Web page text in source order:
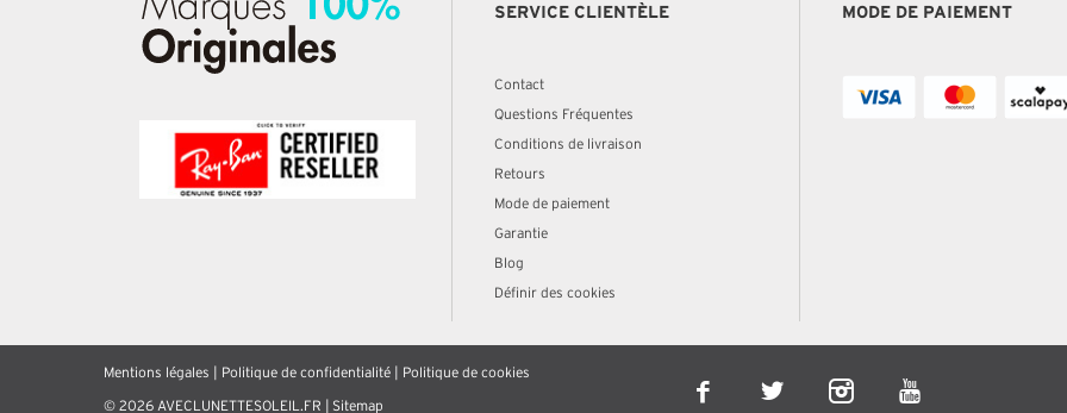
SERVICE CLIENTÈLE
Contact
Questions Fréquentes
Conditions de livraison
Retours
Mode de paiement
Garantie
Blog
Définir des cookies
MODE DE PAIEMENT
Mentions légales Politique de confidentialité Politique de cookies
© 2026 AVECLUNETTESOLEIL.FR | Sitemap